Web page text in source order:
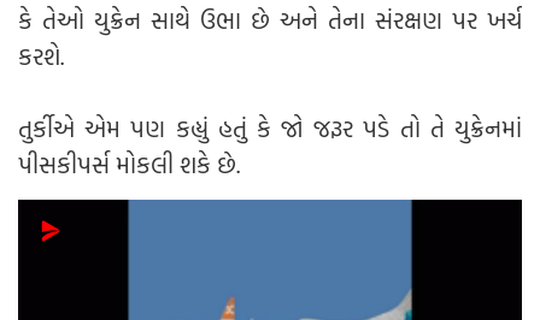
કે તેઓ યુક્રેન સાથે ઉભા છે અને તેના સંરક્ષણ પર ખર્ચ
કરશે.
તુર્કીએ એમ પણ કહ્યું હતું કે જો જરૂર પડે તો તે યુક્રેનમાં
પીસકીપર્સ મોકલી શકે છે.